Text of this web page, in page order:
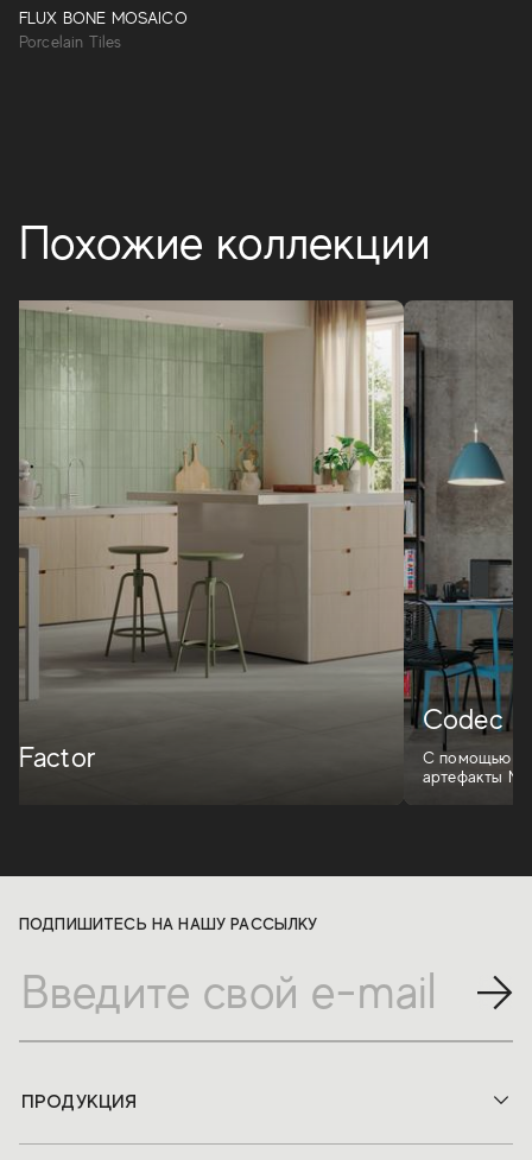
FLUX BONE MOSAICO
Porcelain Tiles
и обстановки.
Похожие коллекции
Factor
Codec
С помощью
артефакты
ПОДПИШИТЕСЬ НА НАШУ РАССЫЛКУ
ПРОДУКЦИЯ